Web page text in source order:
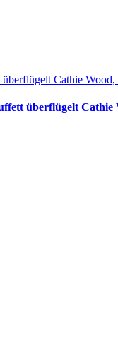
Cathie
überflügelt Cathie